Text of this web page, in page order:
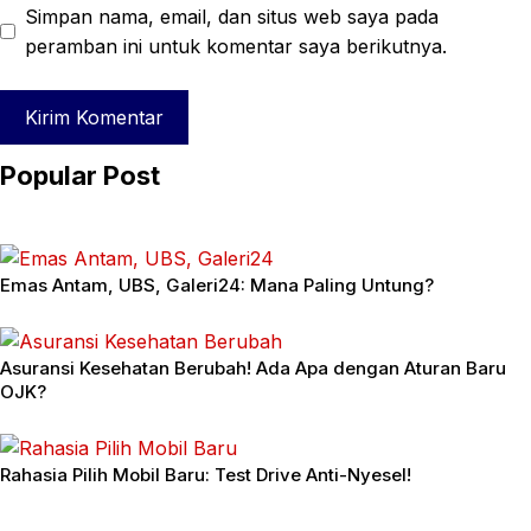
Simpan nama, email, dan situs web saya pada
peramban ini untuk komentar saya berikutnya.
Popular Post
Emas Antam, UBS, Galeri24: Mana Paling Untung?
Asuransi Kesehatan Berubah! Ada Apa dengan Aturan Baru
OJK?
Rahasia Pilih Mobil Baru: Test Drive Anti-Nyesel!